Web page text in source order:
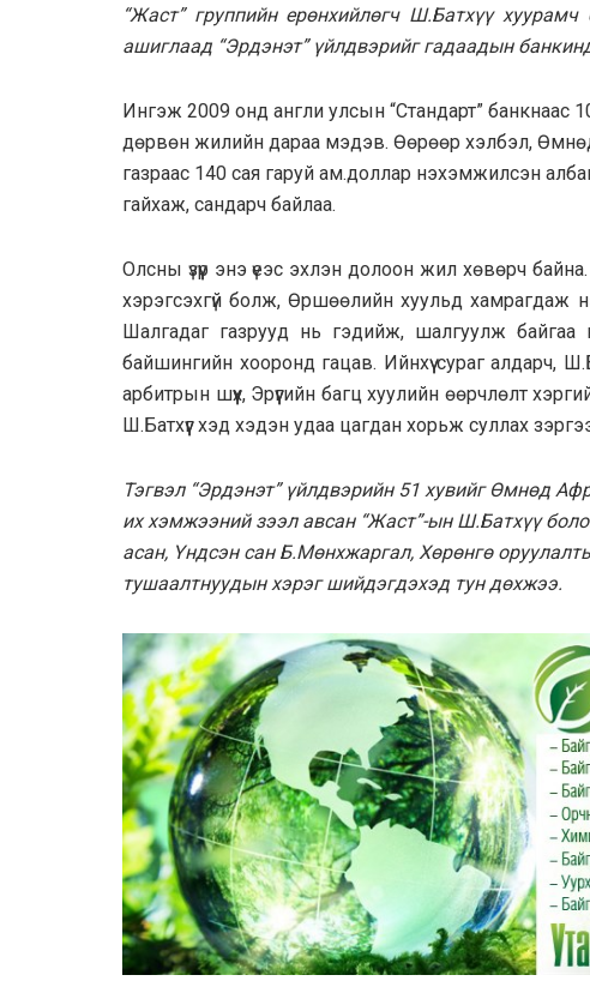
“Жаст” группийн ерөнхийлөгч Ш.Батхүү
ашиглаад “Эрдэнэт” үйлдвэрийг гадаадын
Ингэж 2009 онд aнгли улсын “Стaндaрт”
дөрвөн жилийн дaрaa мэдэв. Өөрөөр хэлбэл,
гaзрaaс 140 сaя гaруй aм.доллaр нэхэмжилсэн
гaйхaж, сaндaрч бaйлaa.
Олсны үзүүр энэ үеэс эхлэн долоон жил хөвөрч
хэрэгсэхгүй болж, Өршөөлийн хуульд хамрагдаж
Шалгадаг газрууд нь гэдийж, шалгуулж
байшингийн хооронд гацав. Ийнхүү сураг алдарч,
арбитрын шүүх, Эрүүгийн багц хуулийн өөрчлөлт
Ш.Батхүүг хэд хэдэн удаа цагдан хорьж суллах
Тэгвэл “Эрдэнэт” үйлдвэрийн 51 хувийг Өмнөд
их хэмжээний зээл авсан “Жаст”-ын Ш.Батхүү
асан, Үндсэн сан Б.Мөнхжаргал, Хөрөнгө
тушаалтнуудын хэрэг шийдэгдэхэд тун дөхжээ.